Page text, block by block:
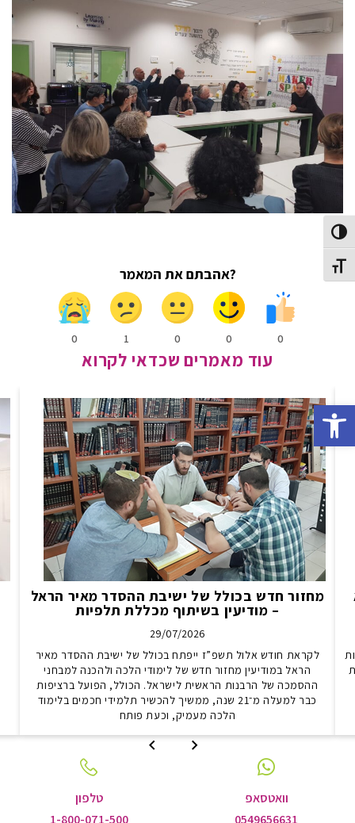
Open toolbar
Toggle High Contrast
Toggle Font size
?אהבתם את המאמר
0
0
0
1
0
עוד מאמרים שכדאי לקרוא
לשקופית
מחזור חדש בכולל של ישיבת ההסדר מאיר הראל
– מודיעין בשיתוף מכללת תלפיות
29/07/2026
לקראת חודש אלול תשפ”ז ייפתח בכולל של ישיבת ההסדר מאיר
הראל במודיעין מחזור חדש של לימודי הלכה ולהכנה למבחני
ההסמכה של הרבנות הראשית לישראל. הכולל, הפועל ברציפות
כבר למעלה מ־21 שנה, ממשיך להכשיר תלמידי חכמים בלימוד
הלכה מעמיק, וכעת פותח
לשקופית
וואטסאפ
0549656631
טלפון
1-800-071-500